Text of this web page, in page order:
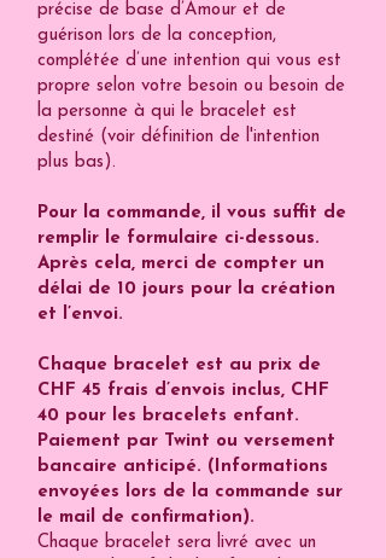
précise de base d’Amour et de
guérison lors de la conception,
complétée d’une intention qui vous est
propre selon votre besoin ou besoin de
la personne à qui le bracelet est
destiné (voir définition de l'intention
plus bas).
Pour la commande, il vous suffit de
remplir le formulaire ci-dessous.
Après cela, merci de compter un
délai de 10 jours pour la création
et l’envoi.
Chaque bracelet est au prix de
CHF 45 frais d’envois inclus, CHF
40 pour les bracelets enfant.
Paiement par Twint ou versement
bancaire anticipé. (Informations
envoyées lors de la commande sur
le mail de confirmation).
Chaque bracelet sera livré avec un